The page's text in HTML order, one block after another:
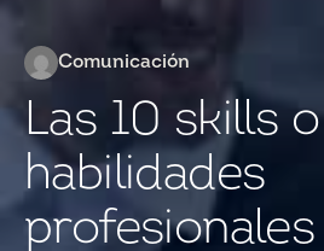
Comunicación
Las 10 skills o
habilidades